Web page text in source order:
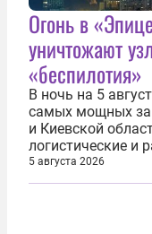
Огонь в
уничтожают
«беспилотия»
В ночь на 5
самых мощных за
и Киевской
логистические и
которые ВСУ
доставки
5 августа 2026